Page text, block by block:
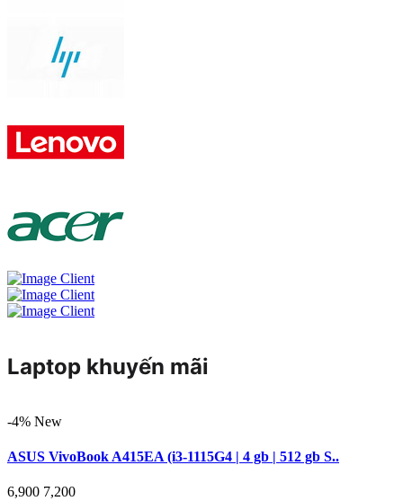
Laptop khuyến mãi
-4% New
ASUS VivoBook A415EA (i3-1115G4 | 4 gb | 512 gb S..
6,900 7,200